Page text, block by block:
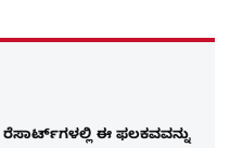
ಈ ಫಲಕವವನ್ನು